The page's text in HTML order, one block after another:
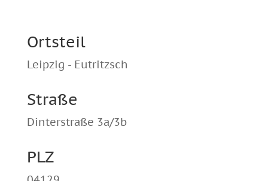
Ortsteil
Leipzig - Eutritzsch
Straße
Dinterstraße 3a/3b
PLZ